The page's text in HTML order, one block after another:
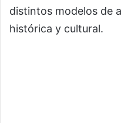
distintos modelos de
histórica y cultural.